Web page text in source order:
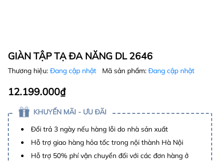
GIÀN TẬP TẠ ĐA NĂNG DL 2646
Thương hiệu: Đang cập nhật Mã sản phẩm: Đang cập nhật
12.199.000₫
KHUYẾN MÃI - ƯU ĐÃI
Đổi trả 3 ngày nếu hàng lỗi do nhà sản xuất
Hỗ trợ giao hàng hỏa tốc trong nội thành Hà Nội
Hỗ trợ 50% phí vận chuyển đối với các đơn hàng ở